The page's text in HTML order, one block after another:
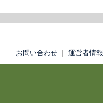
お問い合わせ ｜ 運営者情報